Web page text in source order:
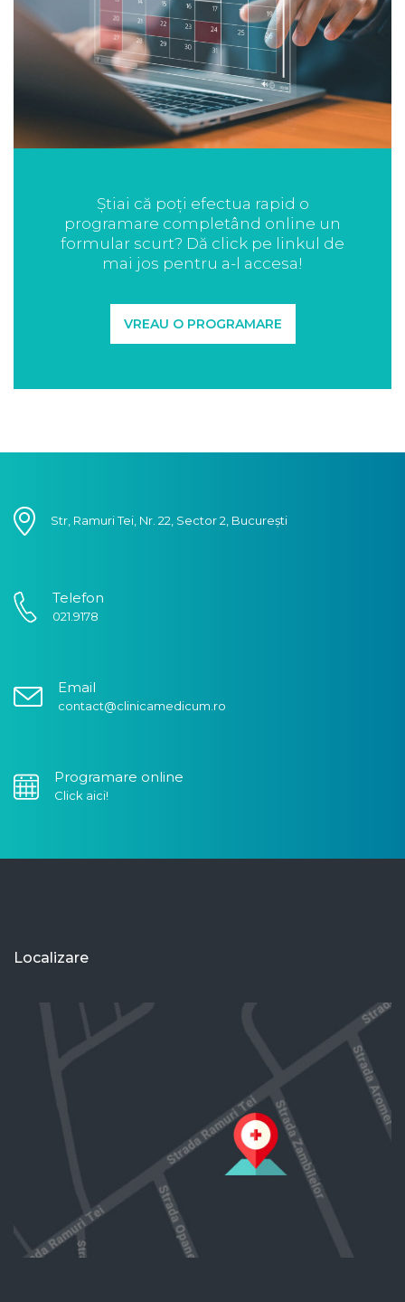
Știai că poți efectua rapid o
programare completând online un
formular scurt? Dă click pe linkul de
mai jos pentru a-l accesa!
VREAU O PROGRAMARE
Str, Ramuri Tei, Nr. 22, Sector 2, București
Telefon
021.9178
Email
contact@clinicamedicum.ro
Programare online
Click aici!
Localizare